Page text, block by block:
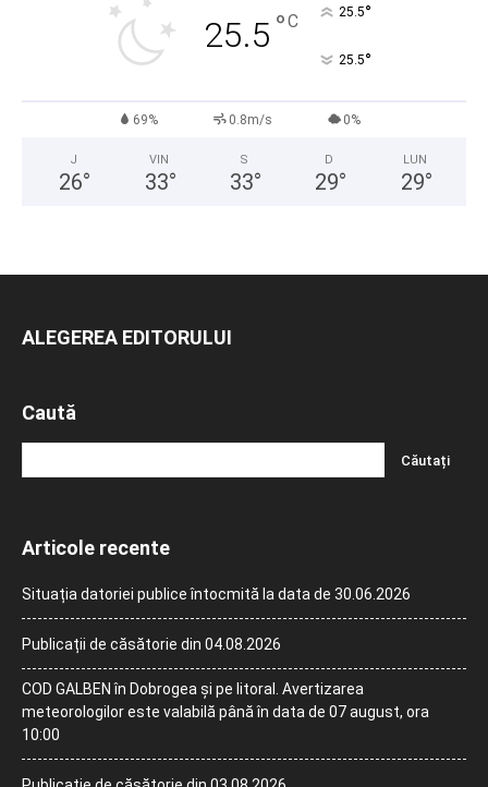
25.5 °C 25.5°
25.5°
69% 0.8m/s 0%
J
26°
VIN
33°
S
33°
D
29°
LUN
29°
ALEGEREA EDITORULUI
Caută
Articole recente
Situația datoriei publice întocmită la data de 30.06.2026
Publicații de căsătorie din 04.08.2026
COD GALBEN în Dobrogea și pe litoral. Avertizarea
meteorologilor este valabilă până în data de 07 august, ora
10:00